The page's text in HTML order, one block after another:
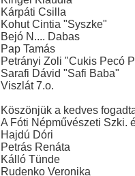
Kárpáti Csilla
Kohut Cintia "Syszke"
Bejó N.... Dabas
Pap Tamás
Petrányi Zoli "Cukis Pecó
Sarafi Dávid "Safi Baba"
Viszlát 7.o.
Köszönjük a kedves
A Fóti Népművészeti Szki.
Hajdú Dóri
Petrás Renáta
Kálló Tünde
Rudenko Veronika